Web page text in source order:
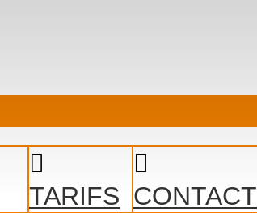
TARIFS CONTACT